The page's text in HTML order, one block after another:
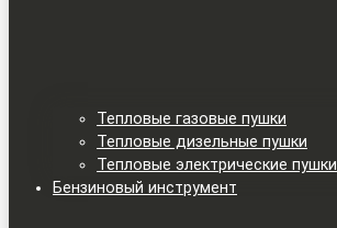
Тепловые газовые пушки
Тепловые дизельные пушки
Тепловые электрические пушки
Бензиновый инструмент